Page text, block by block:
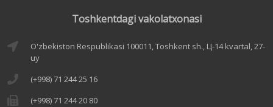
Toshkentdagi vakolatxonasi
O'zbekiston Respublikasi 100011, Toshkent sh., Ц-14 kvartal, 27-
uy
(+998) 71 244 25 16
(+998) 71 244 20 80